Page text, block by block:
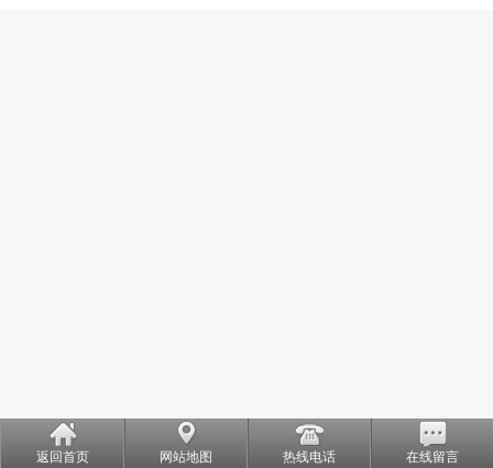
返回首页 网站地图 热线电话 在线留言